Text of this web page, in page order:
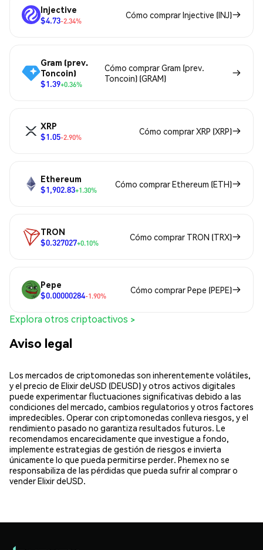
Injective
$4.73-2.34%
Cómo comprar Injective (INJ)
Gram (prev.
Toncoin)
$1.39+0.36%
Cómo comprar Gram (prev.
Toncoin) (GRAM)
XRP
$1.05-2.90%
Cómo comprar XRP (XRP)
Ethereum
$1,902.83+1.30%
Cómo comprar Ethereum (ETH)
TRON
$0.327027+0.10%
Cómo comprar TRON (TRX)
Pepe
$0.00000284-1.90%
Cómo comprar Pepe (PEPE)
Explora otros criptoactivos >
Aviso legal
Los mercados de criptomonedas son inherentemente volátiles,
y el precio de Elixir deUSD (DEUSD) y otros activos digitales
puede experimentar fluctuaciones significativas debido a las
condiciones del mercado, cambios regulatorios y otros factores
impredecibles. Operar con criptomonedas conlleva riesgos, y el
rendimiento pasado no garantiza resultados futuros. Le
recomendamos encarecidamente que investigue a fondo,
implemente estrategias de gestión de riesgos e invierta
únicamente lo que pueda permitirse perder. Phemex no se
responsabiliza de las pérdidas que pueda sufrir al comprar o
vender Elixir deUSD.